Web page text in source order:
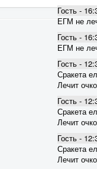
Гость -
ЕГМ не
Гость -
ЕГМ не
Гость -
Сракета
Лечит
Гость -
Сракета
Лечит
Гость -
Сракета
Лечит